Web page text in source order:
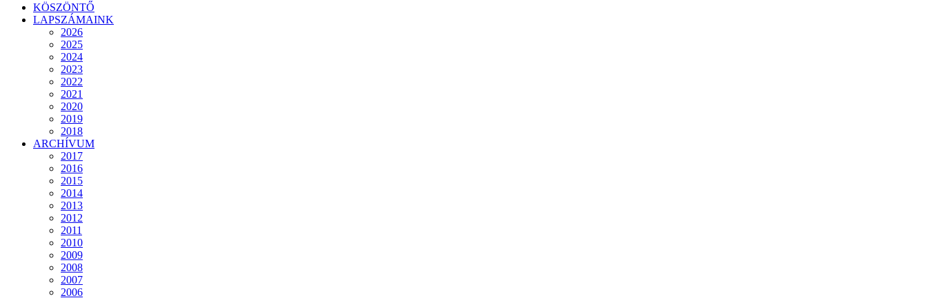
KÖSZÖNTŐ
LAPSZÁMAINK
2026
2025
2024
2023
2022
2021
2020
2019
2018
ARCHÍVUM
2017
2016
2015
2014
2013
2012
2011
2010
2009
2008
2007
2006